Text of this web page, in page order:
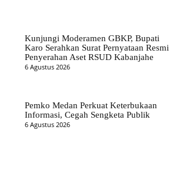
Kunjungi Moderamen GBKP, Bupati
Karo Serahkan Surat Pernyataan Resmi
Penyerahan Aset RSUD Kabanjahe
6 Agustus 2026
Pemko Medan Perkuat Keterbukaan
Informasi, Cegah Sengketa Publik
6 Agustus 2026